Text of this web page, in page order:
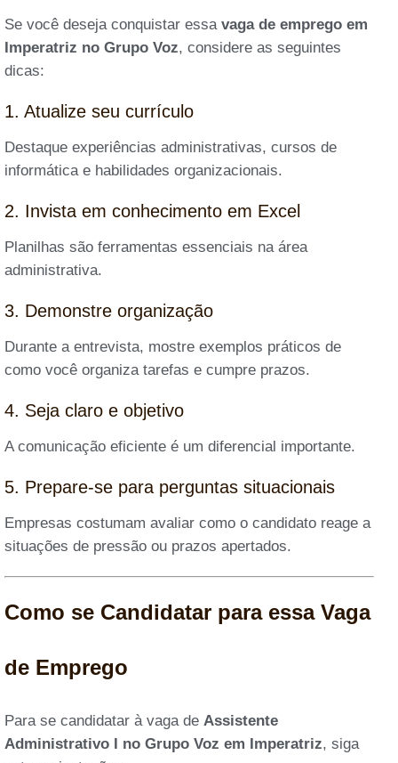
Se você deseja conquistar essa vaga de emprego em
Imperatriz no Grupo Voz, considere as seguintes
dicas:
1. Atualize seu currículo
Destaque experiências administrativas, cursos de
informática e habilidades organizacionais.
2. Invista em conhecimento em Excel
Planilhas são ferramentas essenciais na área
administrativa.
3. Demonstre organização
Durante a entrevista, mostre exemplos práticos de
como você organiza tarefas e cumpre prazos.
4. Seja claro e objetivo
A comunicação eficiente é um diferencial importante.
5. Prepare-se para perguntas situacionais
Empresas costumam avaliar como o candidato reage a
situações de pressão ou prazos apertados.
Como se Candidatar para essa Vaga
de Emprego
Para se candidatar à vaga de Assistente
Administrativo I no Grupo Voz em Imperatriz, siga